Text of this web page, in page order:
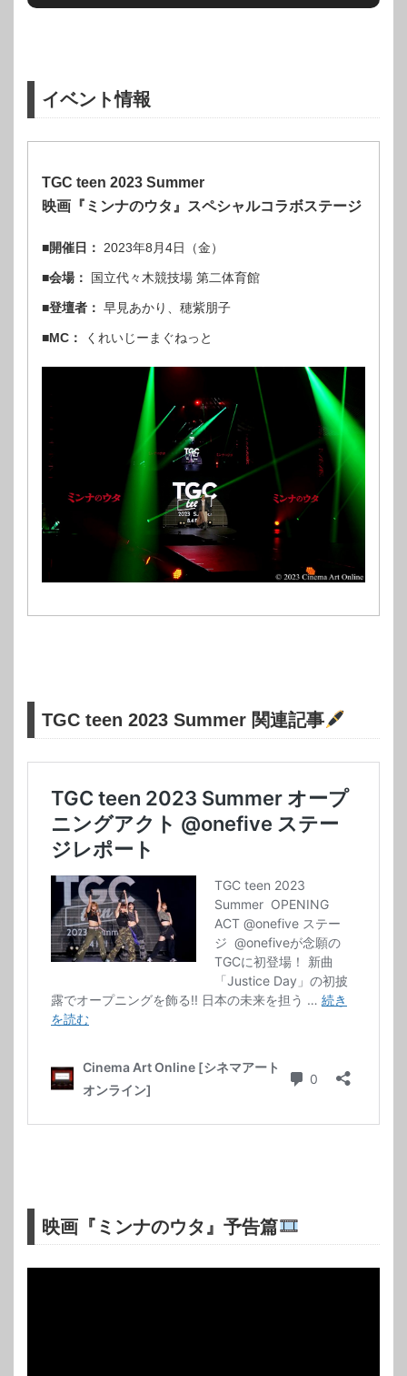
イベント情報
TGC teen 2023 Summer
映画『ミンナのウタ』スペシャルコラボステージ
■開催日： 2023年8月4日（金）
■会場： 国立代々木競技場 第二体育館
■登壇者： 早見あかり、穂紫朋子
■MC： くれいじーまぐねっと
TGC teen 2023 Summer 関連記事
映画『ミンナのウタ』予告篇